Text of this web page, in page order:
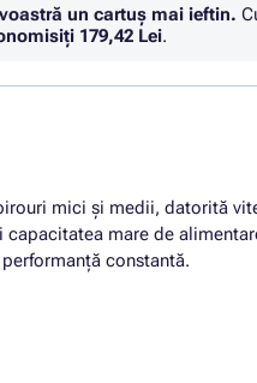
un cartuș mai ieftin.
179,42 Lei.
mici și medii, datorită
mare de
constantă.